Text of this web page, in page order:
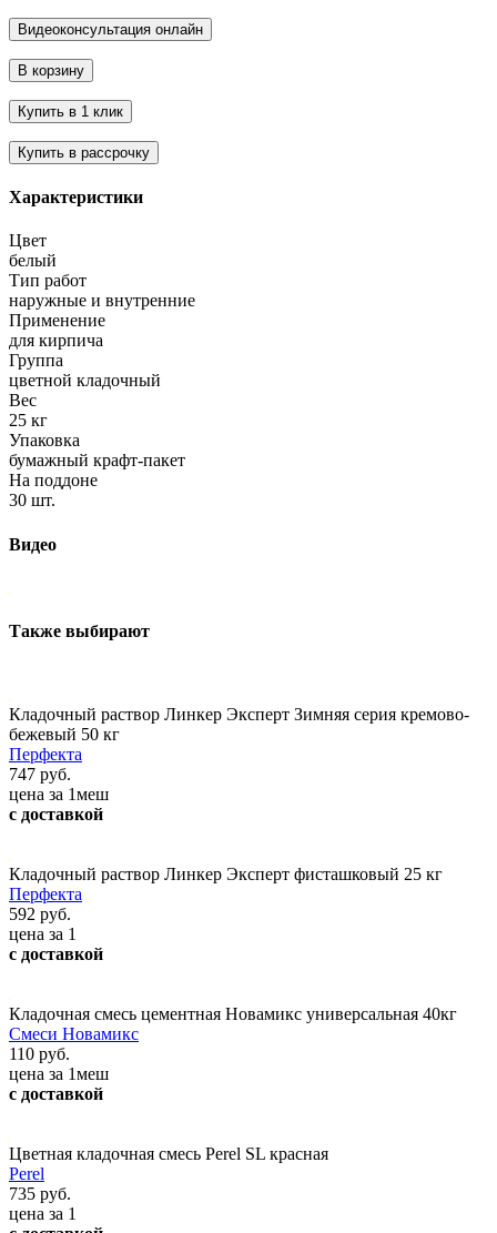
Характеристики
Цвет
белый
Тип работ
наружные и внутренние
Применение
для кирпича
Группа
цветной кладочный
Вес
25 кг
Упаковка
бумажный крафт-пакет
На поддоне
30 шт.
Видео
Также выбирают
Кладочный раствор Линкер Эксперт Зимняя серия кремово-
бежевый 50 кг
Перфекта
747 руб.
цена за 1меш
с доставкой
Кладочный раствор Линкер Эксперт фисташковый 25 кг
Перфекта
592 руб.
цена за 1
с доставкой
Кладочная смесь цементная Новамикс универсальная 40кг
Смеси Новамикс
110 руб.
цена за 1меш
с доставкой
Цветная кладочная смесь Perel SL красная
Perel
735 руб.
цена за 1